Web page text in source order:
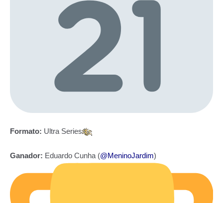
Formato: Ultra Series
Ganador: Eduardo Cunha (@MeninoJardim)